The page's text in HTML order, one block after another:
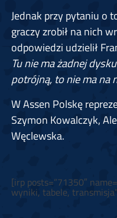
Jednak przy pytaniu o
graczy zrobił na nich
odpowiedzi udzielił
Tu nie ma żadnej
potrójną, to nie ma na
W Assen Polskę
Szymon Kowalczyk,
Węclewska.
[irp posts=”71350″
wyniki, tabele,